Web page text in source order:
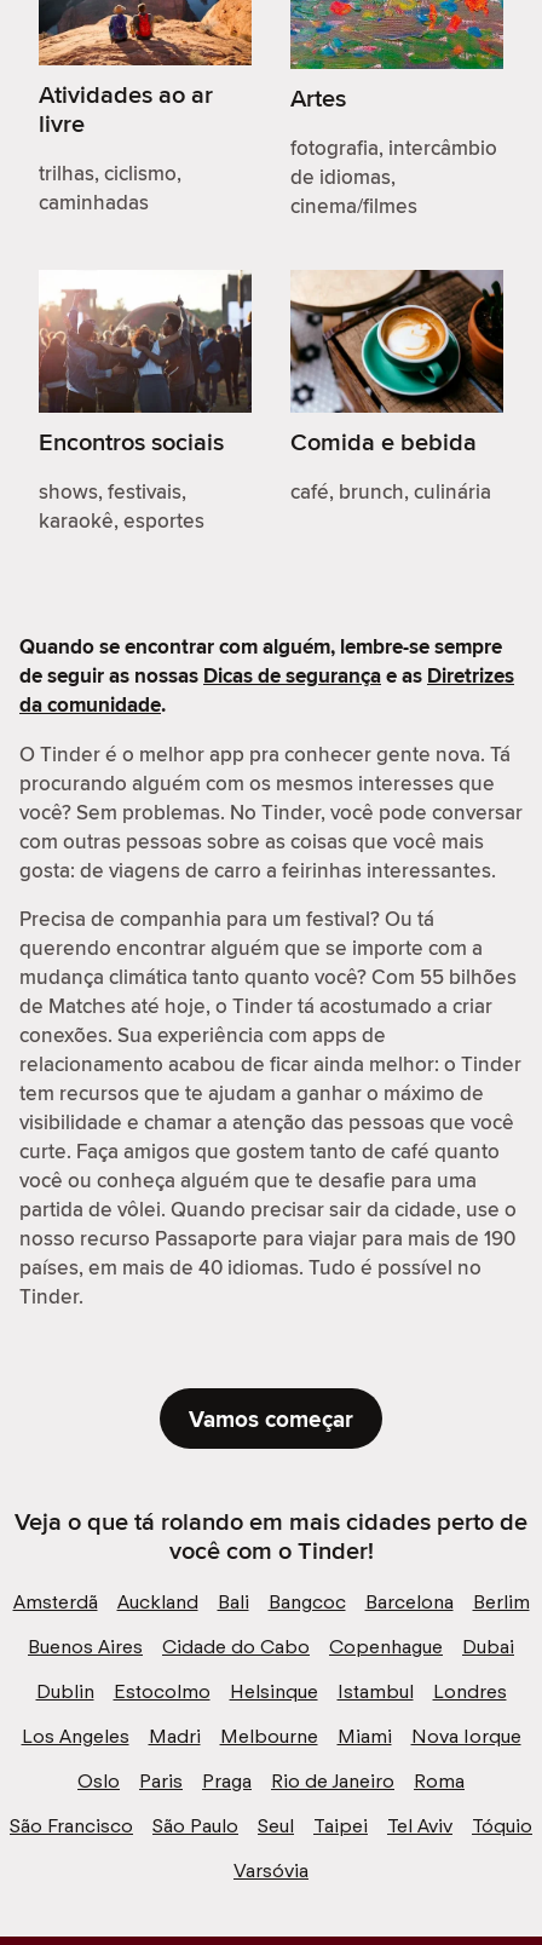
Atividades ao ar
livre
trilhas, ciclismo,
caminhadas
Artes
fotografia, intercâmbio
de idiomas,
cinema/filmes
Encontros sociais
shows, festivais,
karaokê, esportes
Comida e bebida
café, brunch, culinária
Quando se encontrar com alguém, lembre-se sempre
de seguir as nossas Dicas de segurançae as Diretrizes
da comunidade.
O Tinder é o melhor app pra conhecer gente nova. Tá
procurando alguém com os mesmos interesses que
você? Sem problemas. No Tinder, você pode conversar
com outras pessoas sobre as coisas que você mais
gosta: de viagens de carro a feirinhas interessantes.
Precisa de companhia para um festival? Ou tá
querendo encontrar alguém que se importe com a
mudança climática tanto quanto você? Com 55 bilhões
de Matches até hoje, o Tinder tá acostumado a criar
conexões. Sua experiência com apps de
relacionamento acabou de ficar ainda melhor: o Tinder
tem recursos que te ajudam a ganhar o máximo de
visibilidade e chamar a atenção das pessoas que você
curte. Faça amigos que gostem tanto de café quanto
você ou conheça alguém que te desafie para uma
partida de vôlei. Quando precisar sair da cidade, use o
nosso recurso Passaporte para viajar para mais de 190
países, em mais de 40 idiomas. Tudo é possível no
Tinder.
Vamos começar
Veja o que tá rolando em mais cidades perto de
você com o Tinder!
Amsterdã Auckland Bali Bangcoc Barcelona
Berlim
Buenos Aires
Cidade do Cabo Copenhague
Dubai
Dublin
Estocolmo Helsinque Istambul
Londres
Los Angeles
Madri Melbourne Miami
Nova Iorque
Oslo
Paris Praga Rio de Janeiro
Roma
São Francisco
São Paulo Seul Taipei Tel Aviv
Tóquio
Varsóvia